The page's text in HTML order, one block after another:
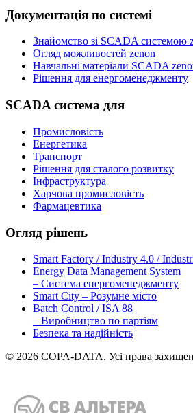
Документація по системі
Знайомство зі SCADA системою
Огляд можливостей zenon
Навчальні матеріали SCADA
Рішення для енергоменеджменту
SCADA система для
Промисловість
Енергетика
Транспорт
Рішення для сталого розвитку
Інфраструктура
Харчова промисловість
Фармацевтика
Огляд рішень
Smart Factory / Industry 4.0 /
Energy Data Management System
– Система енергоменеджменту
Smart City – Розумне місто
Batch Control / ISA 88
– Виробництво по партіям
Безпека та надійність
© 2026 COPA-DATA. Усі права